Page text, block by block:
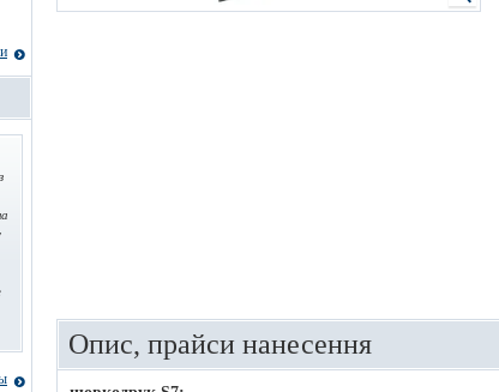
Опис, прайси нанесення
з